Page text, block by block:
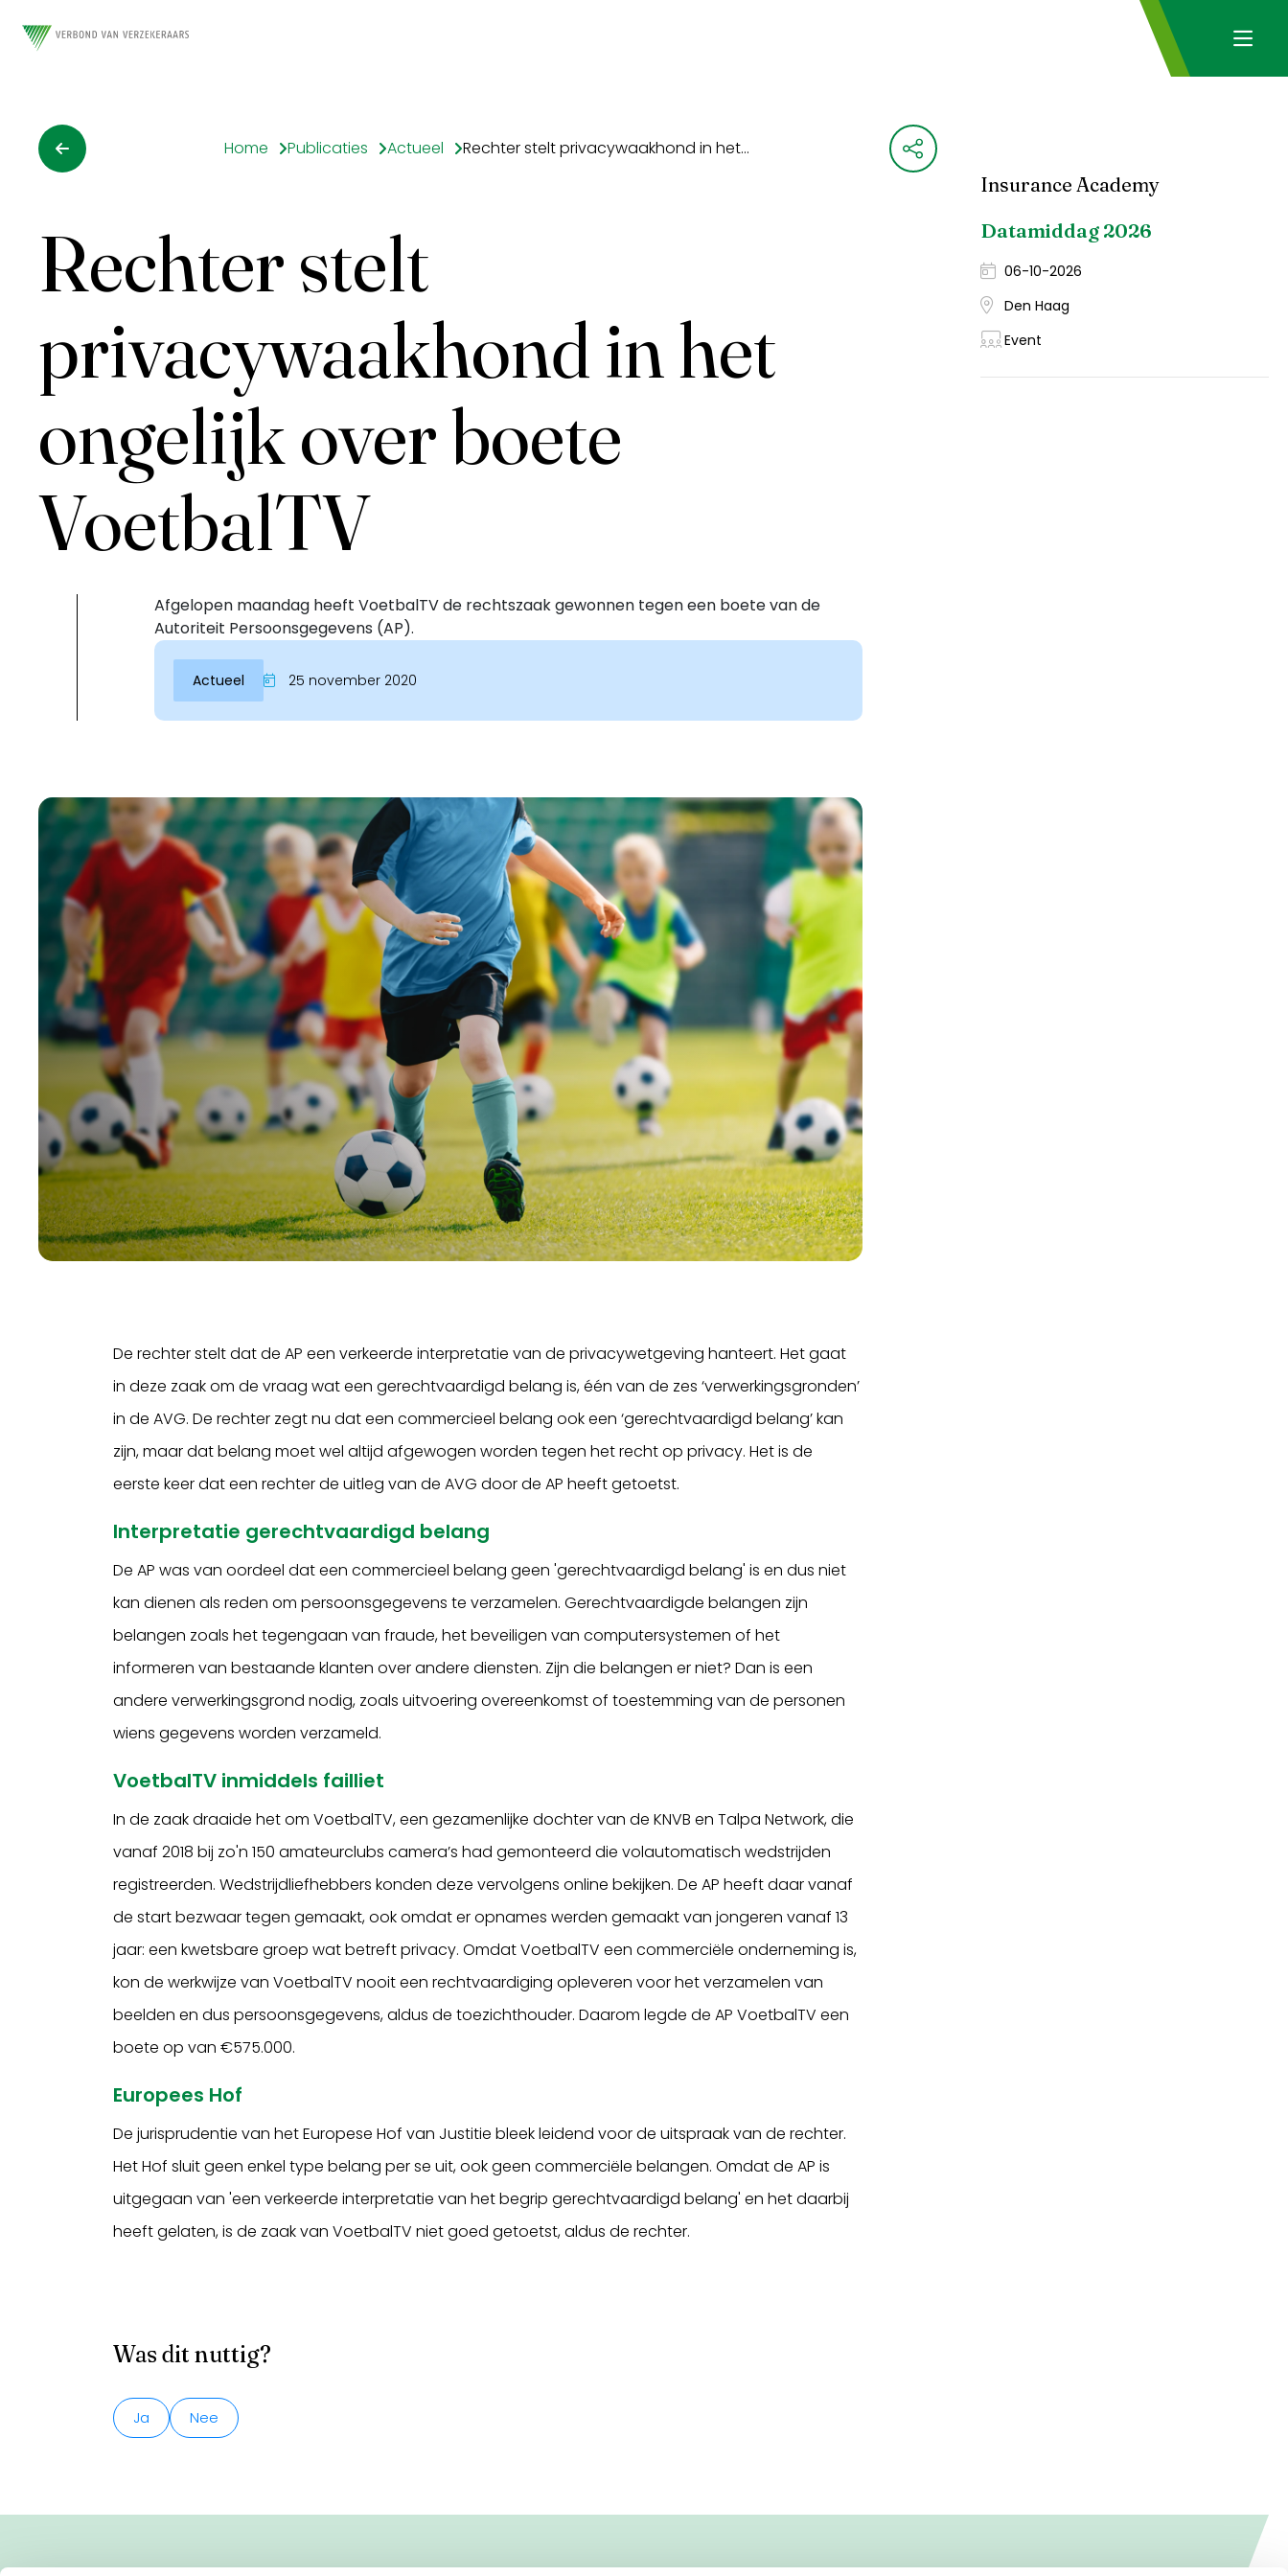
Home Publicaties Actueel Rechter stelt privacywaakhond in het ongelijk over boete VoetbalTV
Rechter stelt
privacywaakhond in het
ongelijk over boete
VoetbalTV
Afgelopen maandag heeft VoetbalTV de rechtszaak gewonnen tegen een boete van de
Autoriteit Persoonsgegevens (AP).
Actueel 25 november 2020
De rechter stelt dat de AP een verkeerde interpretatie van de privacywetgeving hanteert. Het gaat
in deze zaak om de vraag wat een gerechtvaardigd belang is, één van de zes ‘verwerkingsgronden’
in de AVG. De rechter zegt nu dat een commercieel belang ook een ‘gerechtvaardigd belang’ kan
zijn, maar dat belang moet wel altijd afgewogen worden tegen het recht op privacy. Het is de
eerste keer dat een rechter de uitleg van de AVG door de AP heeft getoetst.
Interpretatie gerechtvaardigd belang
De AP was van oordeel dat een commercieel belang geen 'gerechtvaardigd belang' is en dus niet
kan dienen als reden om persoonsgegevens te verzamelen. Gerechtvaardigde belangen zijn
belangen zoals het tegengaan van fraude, het beveiligen van computersystemen of het
informeren van bestaande klanten over andere diensten. Zijn die belangen er niet? Dan is een
andere verwerkingsgrond nodig, zoals uitvoering overeenkomst of toestemming van de personen
wiens gegevens worden verzameld.
VoetbalTV inmiddels failliet
In de zaak draaide het om VoetbalTV, een gezamenlijke dochter van de KNVB en Talpa Network, die
vanaf 2018 bij zo'n 150 amateurclubs camera’s had gemonteerd die volautomatisch wedstrijden
registreerden. Wedstrijdliefhebbers konden deze vervolgens online bekijken. De AP heeft daar vanaf
de start bezwaar tegen gemaakt, ook omdat er opnames werden gemaakt van jongeren vanaf 13
jaar: een kwetsbare groep wat betreft privacy. Omdat VoetbalTV een commerciële onderneming is,
kon de werkwijze van VoetbalTV nooit een rechtvaardiging opleveren voor het verzamelen van
beelden en dus persoonsgegevens, aldus de toezichthouder. Daarom legde de AP VoetbalTV een
boete op van €575.000.
Europees Hof
De jurisprudentie van het Europese Hof van Justitie bleek leidend voor de uitspraak van de rechter.
Het Hof sluit geen enkel type belang per se uit, ook geen commerciële belangen. Omdat de AP is
uitgegaan van 'een verkeerde interpretatie van het begrip gerechtvaardigd belang' en het daarbij
heeft gelaten, is de zaak van VoetbalTV niet goed getoetst, aldus de rechter.
Was dit nuttig?
Ja Nee
Insurance Academy
Datamiddag 2026
06-10-2026
Den Haag
Event